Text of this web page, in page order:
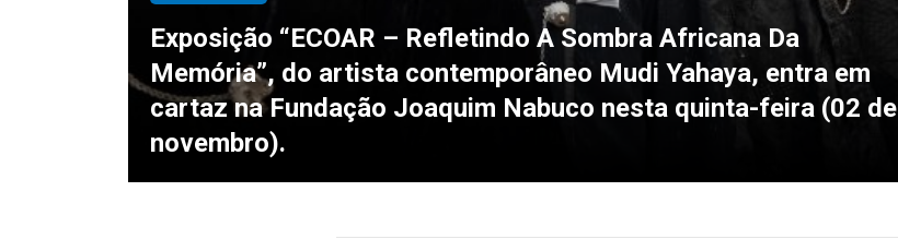
Exposição “ECOAR – Refletindo A Sombra Africana Da
Memória”, do artista contemporâneo Mudi Yahaya, entra em
cartaz na Fundação Joaquim Nabuco nesta quinta-feira (02 de
novembro).